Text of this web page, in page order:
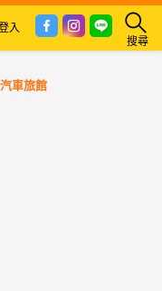
搜尋
入
車旅館